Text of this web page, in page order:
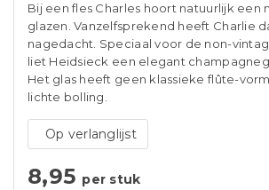
Bij een fles Charles hoort natuurlijk een
glazen. Vanzelfsprekend heeft Charlie
nagedacht. Speciaal voor de non-
liet Heidsieck een elegant
Het glas heeft geen klassieke flûte-
lichte bolling.
Op verlanglijst
8,95 per stuk